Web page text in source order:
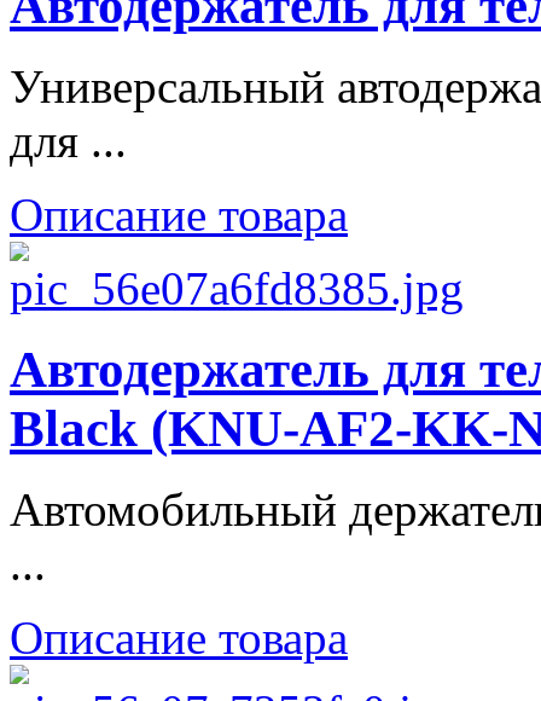
Универсальный
для ...
Описание товара
Автодержатель для
Black (KNU-AF2-KK-
Автомобильный
...
Описание товара